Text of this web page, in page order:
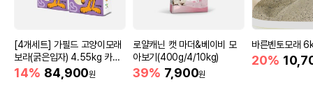
[4개세트] 가필드 고양이모래
보라(굵은입자) 4.55kg 카사
바모래
14% 84,900원
로얄캐닌 캣 마더&베이비 모
아보기(400g/4/10kg)
39% 7,900원
바른벤토모래
20%